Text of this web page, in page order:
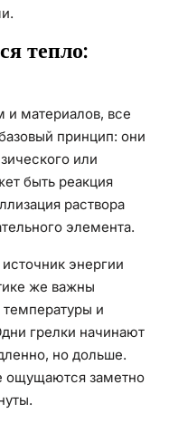
тепло:
и материалов, все
принцип: они
или
быть реакция
раствора
элемента.
энергии
же важны
температуры и
грелки начинают
но дольше.
ощущаются заметно